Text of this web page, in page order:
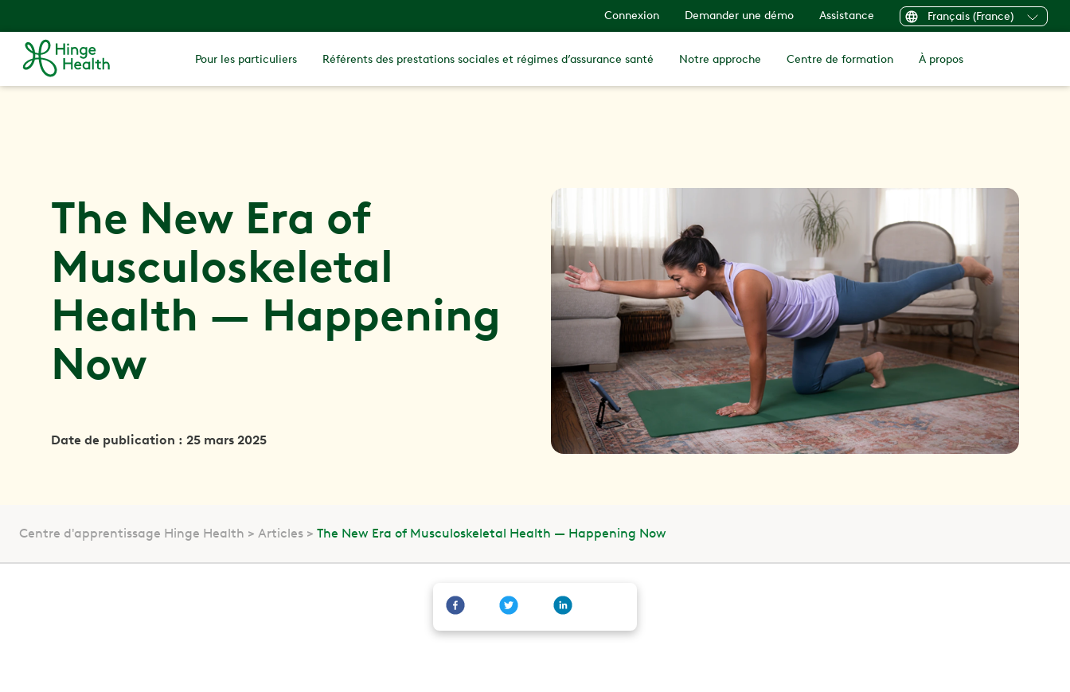
Connexion Demander une démo Assistance Français (France)
Pour les particuliers Référents des prestations sociales et régimes d’assurance santé Notre approche Centre de formation À propos
The New Era of
Musculoskeletal
Health — Happening
Now
Date de publication : 25 mars 2025
Centre d'apprentissage Hinge Health Articles The New Era of Musculoskeletal Health — Happening Now